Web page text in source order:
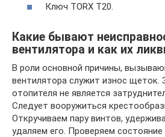
Ключ TORX T20.
Какие бывают
вентилятора и как их
В роли основной причины,
вентилятора служит износ щеток.
отопителя не является
Следует вооружиться
Откручиваем пару винтов,
удаляем его. Проверяем